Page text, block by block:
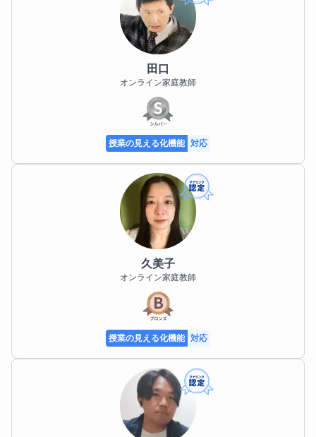
田口
オンライン家庭教師
授業の見える化機能 対応
久美子
オンライン家庭教師
授業の見える化機能 対応